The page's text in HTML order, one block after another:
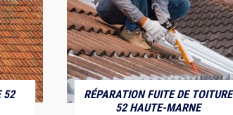
52
RÉPARATION FUITE DE TOITURE
52 HAUTE-MARNE